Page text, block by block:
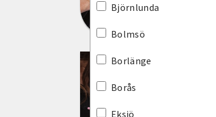
Björnlunda
Bolmsö
Borlänge
Borås
Eksjö